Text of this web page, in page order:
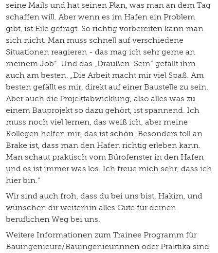
seine Mails und hat seinen Plan, was man an dem Tag
schaffen will. Aber wenn es im Hafen ein Problem
gibt, ist Eile gefragt. So richtig vorbereiten kann man
sich nicht. Man muss schnell auf verschiedene
Situationen reagieren - das mag ich sehr gerne an
meinem Job“. Und das „Draußen-Sein“ gefällt ihm
auch am besten. „Die Arbeit macht mir viel Spaß. Am
besten gefällt es mir, direkt auf einer Baustelle zu sein.
Aber auch die Projektabwicklung, also alles was zu
einem Bauprojekt so dazu gehört, ist spannend. Ich
muss noch viel lernen, das weiß ich, aber meine
Kollegen helfen mir, das ist schön. Besonders toll an
Brake ist, dass man den Hafen richtig erleben kann.
Man schaut praktisch vom Bürofenster in den Hafen
und es ist immer was los. Ich freue mich sehr, dass ich
hier bin.“
Wir sind auch froh, dass du bei uns bist, Hakim, und
wünschen dir weiterhin alles Gute für deinen
beruflichen Weg bei uns.
Weitere Informationen zum Trainee Programm für
Bauingenieure/Bauingenieurinnen oder Praktika sind